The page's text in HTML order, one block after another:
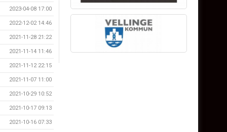
2023-04-08 17:00
2022-12-02 14:46
2021-11-28 21:22
2021-11-14 11:46
2021-11-12 22:15
2021-11-07 11:00
2021-10-29 10:52
2021-10-17 09:13
2021-10-16 07:33